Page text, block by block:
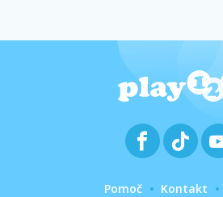
Pomoč Kontakt